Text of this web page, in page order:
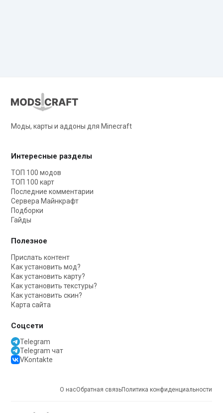
Моды, карты и аддоны для Minecraft
Интересные разделы
ТОП 100 модов
ТОП 100 карт
Последние комментарии
Сервера Майнкрафт
Подборки
Гайды
Полезное
Прислать контент
Как установить мод?
Как установить карту?
Как установить текстуры?
Как установить скин?
Карта сайта
Соцсети
Telegram
Telegram чат
VKontakte
О насОбратная связьПолитика конфиденциальности